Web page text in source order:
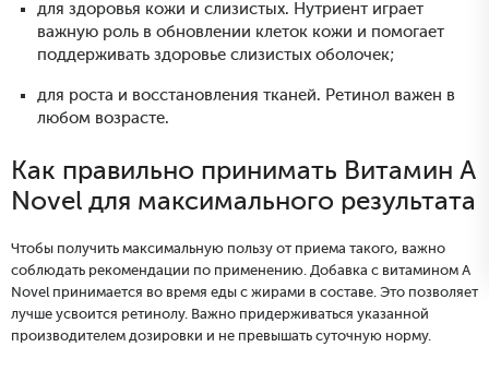
для здоровья кожи и слизистых. Нутриент играет
важную роль в обновлении клеток кожи и помогает
поддерживать здоровье слизистых оболочек;
для роста и восстановления тканей. Ретинол важен в
любом возрасте.
Как правильно принимать Витамин А
Novel для максимального результата
Чтобы получить максимальную пользу от приема такого, важно
соблюдать рекомендации по применению. Добавка с витамином А
Novel принимается во время еды с жирами в составе. Это позволяет
лучше усвоится ретинолу. Важно придерживаться указанной
производителем дозировки и не превышать суточную норму.